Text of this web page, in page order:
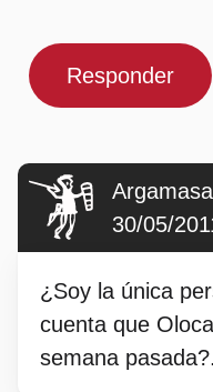
Responder
Argamasa
30/05/
¿Soy la única
cuenta que
semana pasada?.